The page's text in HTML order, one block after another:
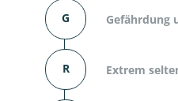
G Gefährdung
R Extrem